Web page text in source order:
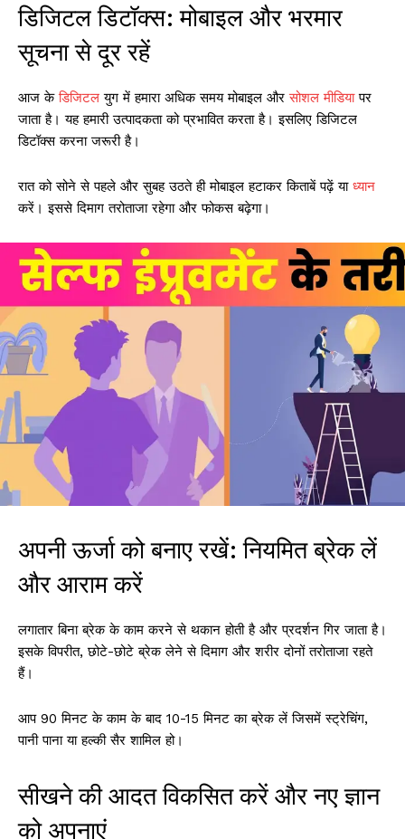
डिजिटल डिटॉक्स: मोबाइल और भरमार
सूचना से दूर रहें
आज केडिजिटल युग में हमारा अधिक समय मोबाइल औरसोशल मीडियापर
जाता है। यह हमारी उत्पादकता को प्रभावित करता है। इसलिए डिजिटल
डिटॉक्स करना जरूरी है।
रात को सोने से पहले और सुबह उठते ही मोबाइल हटाकर किताबें पढ़ें या ध्यान
करें। इससे दिमाग तरोताजा रहेगा और फोकस बढ़ेगा।
अपनी ऊर्जा को बनाए रखें: नियमित ब्रेक लें
और आराम करें
लगातार बिना ब्रेक के काम करने से थकान होती है और प्रदर्शन गिर जाता है।
इसके विपरीत, छोटे-छोटे ब्रेक लेने से दिमाग और शरीर दोनों तरोताजा रहते
हैं।
आप 90 मिनट के काम के बाद 10-15 मिनट का ब्रेक लें जिसमें स्ट्रेचिंग,
पानी पाना या हल्की सैर शामिल हो।
सीखने की आदत विकसित करें और नए ज्ञान
को अपनाएं